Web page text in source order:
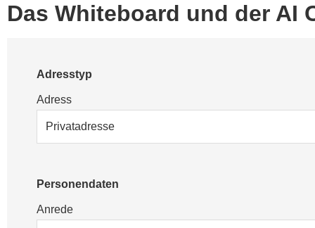
Das Whiteboard und der AI
Adresstyp
Adress
Personendaten
Anrede